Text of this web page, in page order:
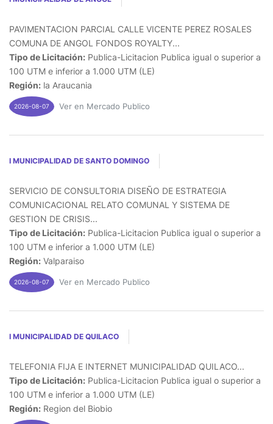
PAVIMENTACION PARCIAL CALLE VICENTE PEREZ ROSALES
COMUNA DE ANGOL FONDOS ROYALTY...
Tipo de Licitación: Publica-Licitacion Publica igual o superior a
100 UTM e inferior a 1.000 UTM (LE)
Región: la Araucania
2026-08-07 Ver en Mercado Publico
I MUNICIPALIDAD DE SANTO DOMINGO
SERVICIO DE CONSULTORIA DISEÑO DE ESTRATEGIA
COMUNICACIONAL RELATO COMUNAL Y SISTEMA DE
GESTION DE CRISIS...
Tipo de Licitación: Publica-Licitacion Publica igual o superior a
100 UTM e inferior a 1.000 UTM (LE)
Región: Valparaiso
2026-08-07 Ver en Mercado Publico
I MUNICIPALIDAD DE QUILACO
TELEFONIA FIJA E INTERNET MUNICIPALIDAD QUILACO...
Tipo de Licitación: Publica-Licitacion Publica igual o superior a
100 UTM e inferior a 1.000 UTM (LE)
Región: Region del Biobio